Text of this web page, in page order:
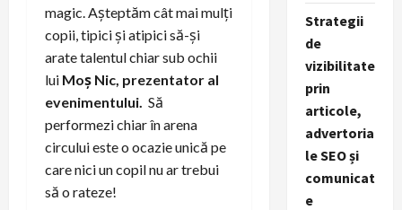
magic. Așteptăm cât mai mulți
copii, tipici și atipici să-și
arate talentul chiar sub ochii
lui Moș Nic, prezentator al
evenimentului. Să
performezi chiar în arena
circului este o ocazie unică pe
care nici un copil nu ar trebui
să o rateze!
Strategii
de
vizibilitate
prin
articole,
advertoria
le SEO și
comunicat
e